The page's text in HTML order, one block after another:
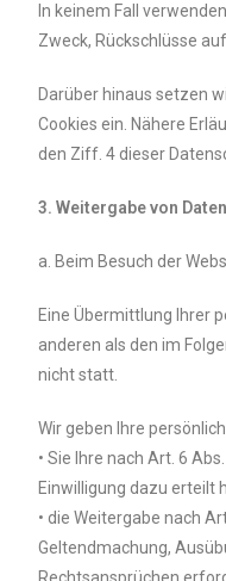
In keinem Fall
Zweck, Rückschlüsse
Darüber hinaus setzen
Cookies ein. Nähere
den Ziff. 4 dieser
3. Weitergabe von Daten
a. Beim Besuch der
Eine Übermittlung Ihrer
anderen als den im
nicht statt.
Wir geben Ihre
• Sie Ihre nach Art. 6
Einwilligung dazu erteilt
• die Weitergabe nach
Geltendmachung,